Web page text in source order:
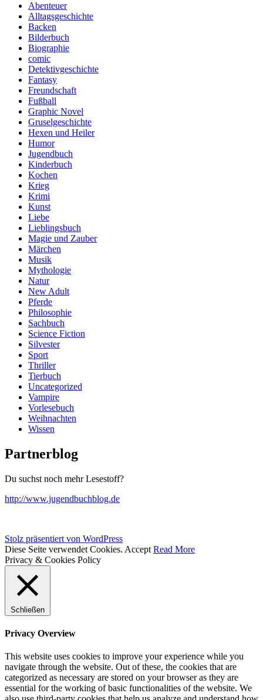
Abenteuer
Alltagsgeschichte
Backen
Bilderbuch
Biographie
comic
Detektivgeschichte
Fantasy
Freundschaft
Fußball
Graphic Novel
Gruselgeschichte
Hexen und Heiler
Humor
Jugendbuch
Kinderbuch
Kochen
Krieg
Krimi
Kunst
Liebe
Lieblingsbuch
Magie und Zauber
Märchen
Musik
Mythologie
Natur
New Adult
Pferde
Philosophie
Sachbuch
Science Fiction
Silvester
Sport
Thriller
Tierbuch
Uncategorized
Vampire
Vorlesebuch
Weihnachten
Wissen
Partnerblog
Du suchst noch mehr Lesestoff?
http://www.jugendbuchblog.de
Stolz präsentiert von WordPress
Diese Seite verwendet Cookies. Accept Read More
Privacy & Cookies Policy
Schließen
Privacy Overview
This website uses cookies to improve your experience while you
navigate through the website. Out of these, the cookies that are
categorized as necessary are stored on your browser as they are
essential for the working of basic functionalities of the website. We